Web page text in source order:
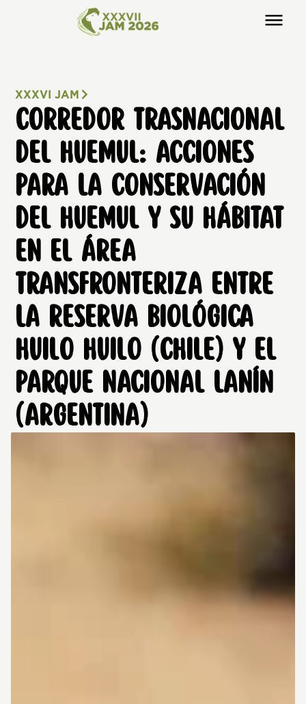
XXXVI JAM
CORREDOR TRASNACIONAL
DEL HUEMUL: ACCIONES
PARA LA CONSERVACIÓN
DEL HUEMUL Y SU HÁBITAT
EN EL ÁREA
TRANSFRONTERIZA ENTRE
LA RESERVA BIOLÓGICA
HUILO HUILO (CHILE) Y EL
PARQUE NACIONAL LANÍN
(ARGENTINA)